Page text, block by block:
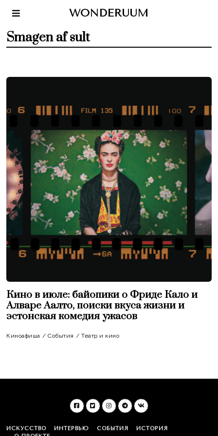
WONDERUUM
Smagen af sult
Кино в июле: байопики о Фриде Кало и
Алваре Аалто, поиски вкуса жизни и
эстонская комедия ужасов
Киноафиша / События / Театр и кино
ИСКУССТВО ИНТЕРВЬЮ СОБЫТИЯ
ИСТОРИЯ